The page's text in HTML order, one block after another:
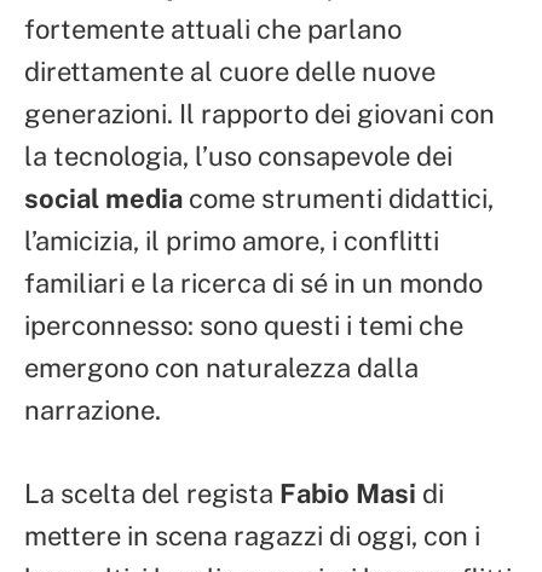
fortemente attuali che parlano
direttamente al cuore delle nuove
generazioni. Il rapporto dei giovani con
la tecnologia, l’uso consapevole dei
social media come strumenti didattici,
l’amicizia, il primo amore, i conflitti
familiari e la ricerca di sé in un mondo
iperconnesso: sono questi i temi che
emergono con naturalezza dalla
narrazione.
La scelta del regista Fabio Masi di
mettere in scena ragazzi di oggi, con i